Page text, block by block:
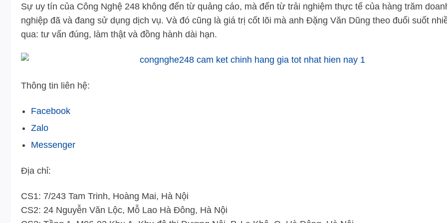
Sự uy tín của Công Nghệ 248 không đến từ quảng cáo, mà đến từ trải nghiệm thực tế của hàng trăm
nghiệp đã và đang sử dụng dịch vụ. Và đó cũng là giá trị cốt lõi mà anh Đặng Văn Dũng theo đuổi suốt
qua: tư vấn đúng, làm thật và đồng hành dài hạn.
Thông tin liên hệ:
Facebook
Zalo
Messenger
Địa chỉ:
CS1: 7/243 Tam Trinh, Hoàng Mai, Hà Nội
CS2: 24 Nguyễn Văn Lộc, Mỗ Lao Hà Đông, Hà Nội